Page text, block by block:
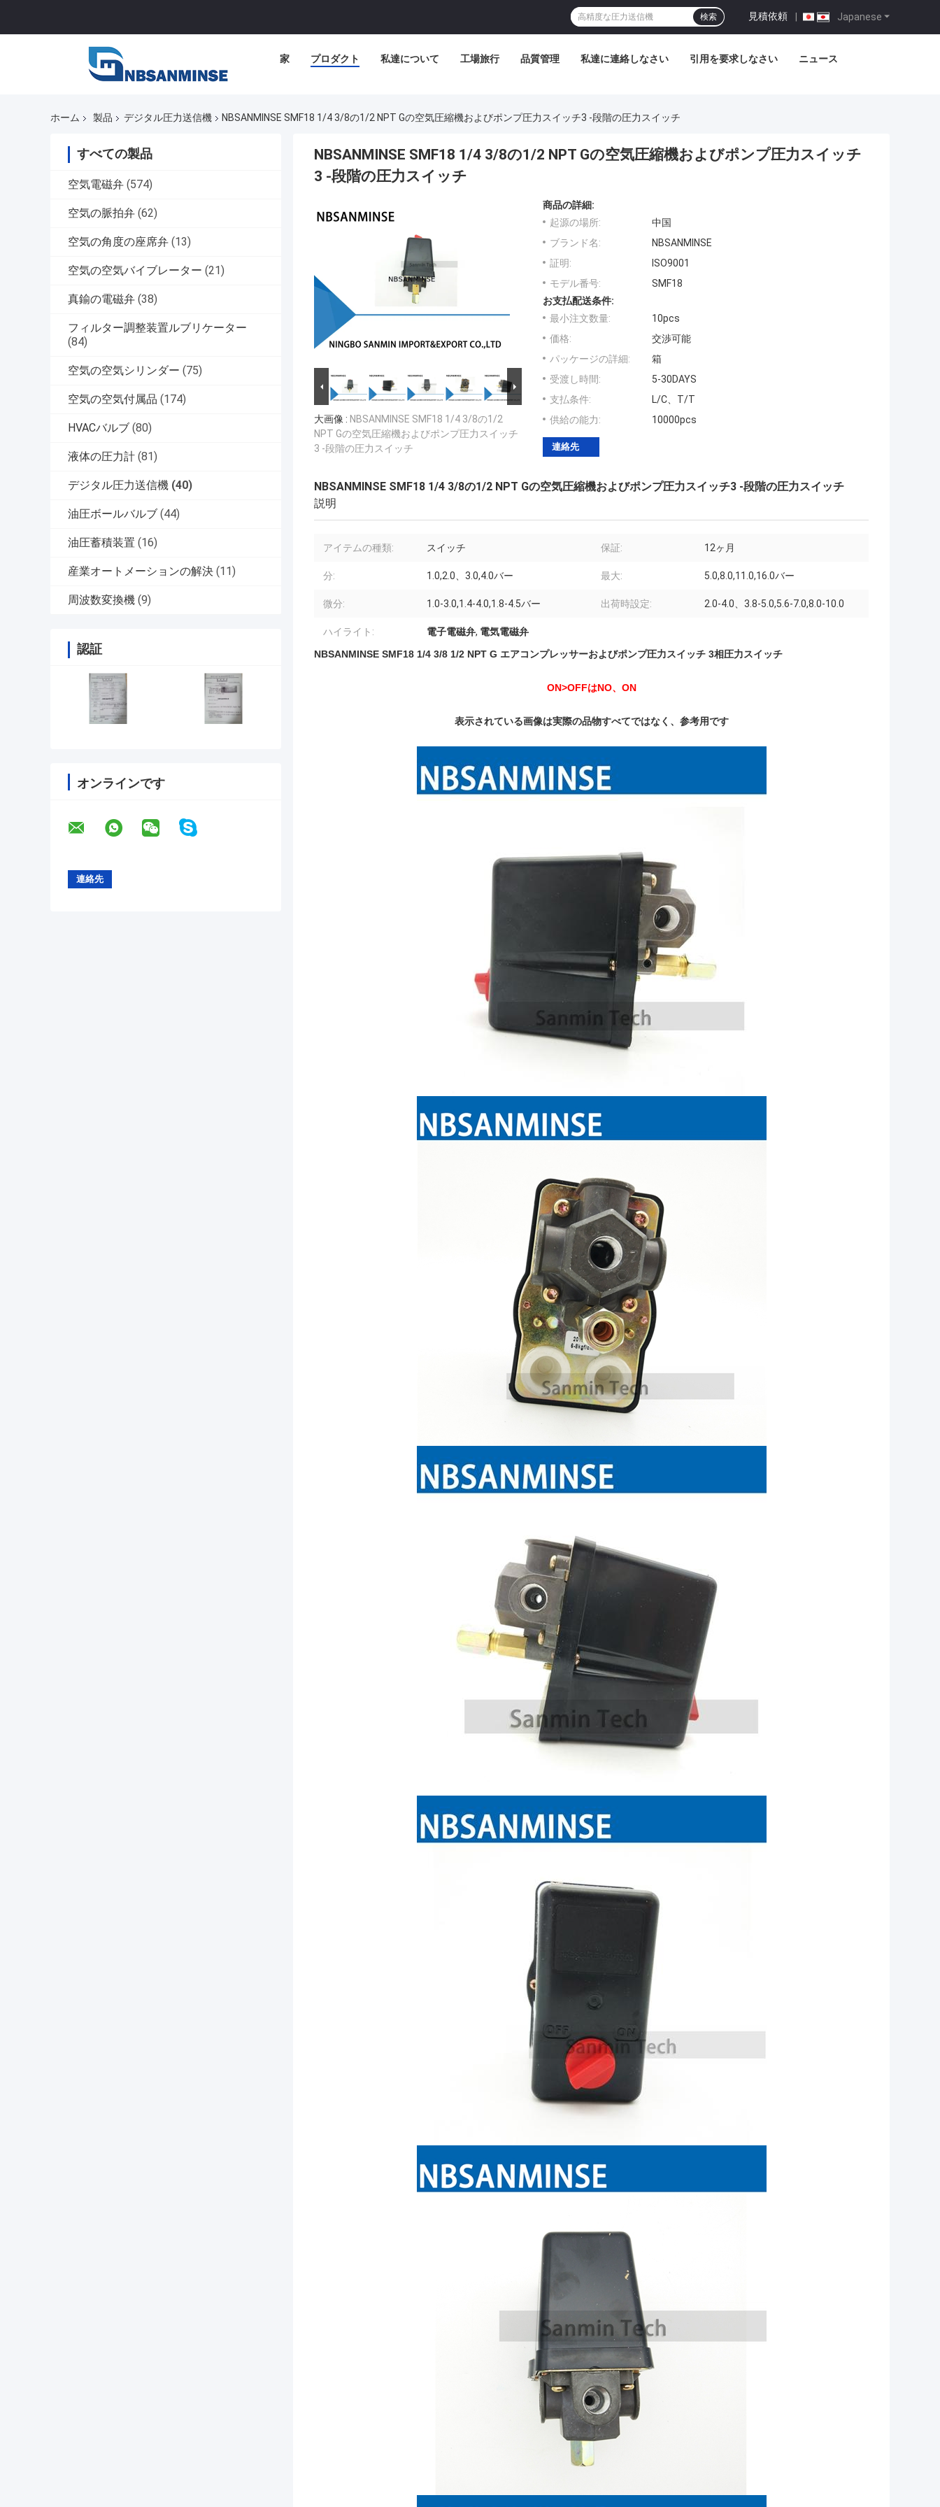
Japanese
見積依頼 |
検索
家 プロダクト 私達について 工場旅行 品質管理 私達に連絡しなさい 引用を要求しなさい ニュース
ホーム 製品 デジタル圧力送信機 NBSANMINSE SMF18 1/4 3/8の1/2 NPT Gの空気圧縮機およびポンプ圧力スイッチ3 -段階の圧力スイッチ
すべての製品
空気電磁弁 (574)
空気の脈拍弁 (62)
空気の角度の座席弁 (13)
空気の空気バイブレーター (21)
真鍮の電磁弁 (38)
フィルター調整装置ルブリケーター
(84)
空気の空気シリンダー (75)
空気の空気付属品 (174)
HVACバルブ (80)
液体の圧力計 (81)
デジタル圧力送信機 (40)
油圧ボールバルブ (44)
油圧蓄積装置 (16)
産業オートメーションの解決 (11)
周波数変換機 (9)
認証
オンラインです
NBSANMINSE SMF18 1/4 3/8の1/2 NPT Gの空気圧縮機およびポンプ圧力スイッチ
3 -段階の圧力スイッチ
大画像 : NBSANMINSE SMF18 1/4 3/8の1/2
NPT Gの空気圧縮機およびポンプ圧力スイッチ
3 -段階の圧力スイッチ
商品の詳細:
起源の場所:
中国
ブランド名:
NBSANMINSE
証明:
ISO9001
モデル番号:
SMF18
お支払配送条件:
最小注文数量:
10pcs
価格:
交渉可能
パッケージの詳細:
箱
受渡し時間:
5-30DAYS
支払条件:
L/C、T/T
供給の能力:
10000pcs
連絡先
NBSANMINSE SMF18 1/4 3/8の1/2 NPT Gの空気圧縮機およびポンプ圧力スイッチ3 -段階の圧力スイッチ
説明
アイテムの種類: スイッチ 保証: 12ヶ月
分: 1.0,2.0、3.0,4.0バー 最大: 5.0,8.0,11.0,16.0バー
微分: 1.0-3.0,1.4-4.0,1.8-4.5バー 出荷時設定: 2.0-4.0、3.8-5.0,5.6-7.0,8.0-10.0
ハイライト: 電子電磁弁, 電気電磁弁
NBSANMINSE SMF18 1/4 3/8 1/2 NPT G エアコンプレッサーおよびポンプ圧力スイッチ 3相圧力スイッチ
ON>OFFはNO、ON
表示されている画像は実際の品物すべてではなく、参考用です